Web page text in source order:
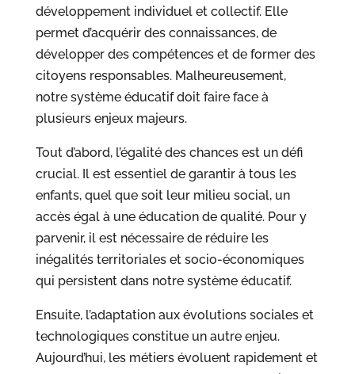
développement individuel et collectif. Elle
permet d’acquérir des connaissances, de
développer des compétences et de former des
citoyens responsables. Malheureusement,
notre système éducatif doit faire face à
plusieurs enjeux majeurs.
Tout d’abord, l’égalité des chances est un défi
crucial. Il est essentiel de garantir à tous les
enfants, quel que soit leur milieu social, un
accès égal à une éducation de qualité. Pour y
parvenir, il est nécessaire de réduire les
inégalités territoriales et socio-économiques
qui persistent dans notre système éducatif.
Ensuite, l’adaptation aux évolutions sociales et
technologiques constitue un autre enjeu.
Aujourd’hui, les métiers évoluent rapidement et